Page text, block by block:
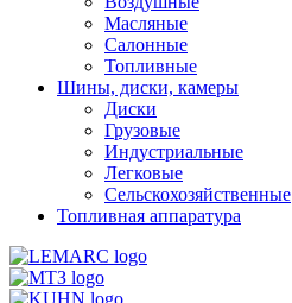
Масляные
Салонные
Топливные
Шины, диски, камеры
Диски
Грузовые
Индустриальные
Легковые
Сельскохозяйственные
Топливная аппаратура